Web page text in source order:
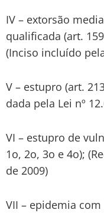
IV – extorsão
qualificada (art.
(Inciso incluído
V – estupro (art.
dada pela Lei nº
VI – estupro de
1o, 2o, 3o e 4o);
de 2009)
VII – epidemia